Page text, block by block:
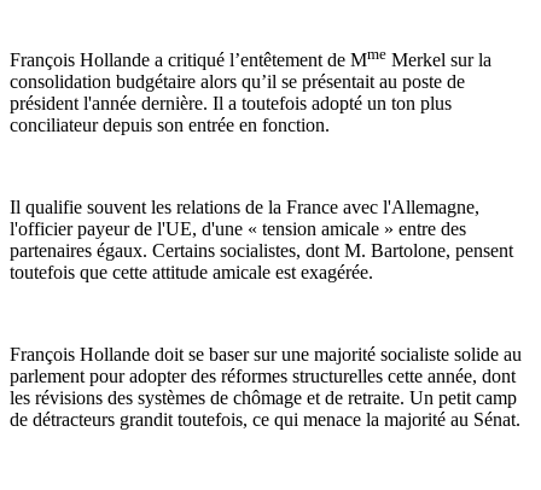
François Hollande a critiqué l’entêtement de Mme Merkel sur la
consolidation budgétaire alors qu’il se présentait au poste de
président l'année dernière. Il a toutefois adopté un ton plus
conciliateur depuis son entrée en fonction.
Il qualifie souvent les relations de la France avec l'Allemagne,
l'officier payeur de l'UE, d'une « tension amicale » entre des
partenaires égaux. Certains socialistes, dont M. Bartolone, pensent
toutefois que cette attitude amicale est exagérée.
François Hollande doit se baser sur une majorité socialiste solide au
parlement pour adopter des réformes structurelles cette année, dont
les révisions des systèmes de chômage et de retraite. Un petit camp
de détracteurs grandit toutefois, ce qui menace la majorité au Sénat.